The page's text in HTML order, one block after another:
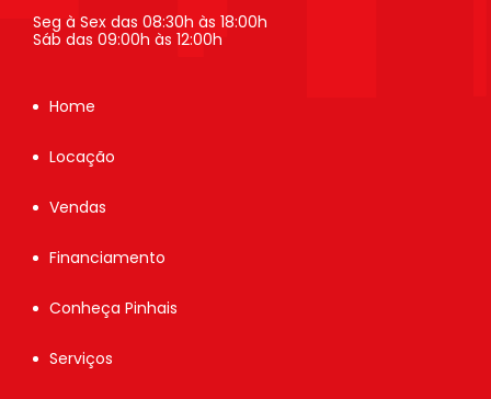
Seg à Sex das 08:30h às 18:00h
Sáb das 09:00h às 12:00h
Home
Locação
Vendas
Financiamento
Conheça Pinhais
Serviços